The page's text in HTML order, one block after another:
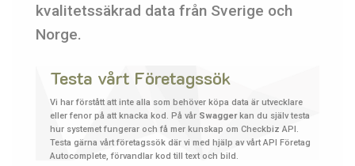
kvalitetssäkrad data från Sverige och
Norge.
Testa vårt Företagssök
Vi har förstått att inte alla som behöver köpa data är utvecklare
eller fenor på att knacka kod. På vår Swaggerkan du själv testa
hur systemet fungerar och få mer kunskap om Checkbiz API.
Testa gärna vårt företagssök där vi med hjälp av vårt API Företag
Autocomplete, förvandlar kod till text och bild.